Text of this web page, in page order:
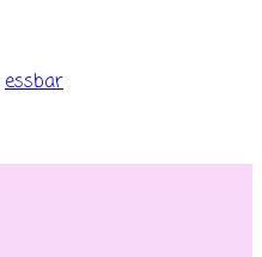
essbar